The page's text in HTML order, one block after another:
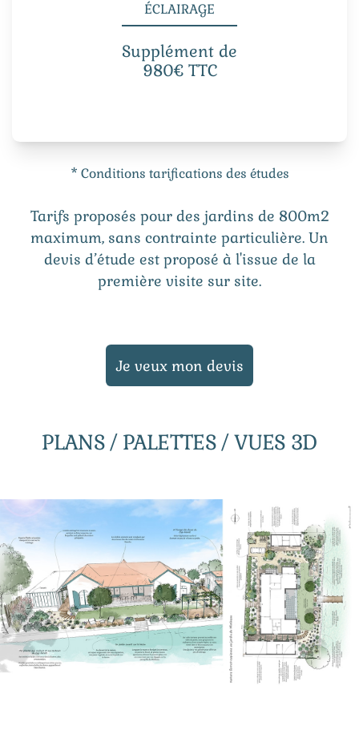
ÉCLAIRAGE
Supplément de
980€ TTC
* Conditions tarifications des études
Tarifs proposés pour des jardins de 800m2
maximum, sans contrainte particulière. Un
devis d’étude est proposé à l'issue de la
première visite sur site.
Je veux mon devis
PLANS / PALETTES / VUES 3D